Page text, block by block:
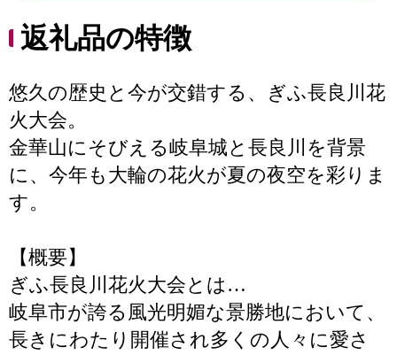
返礼品の特徴
悠久の歴史と今が交錯する、ぎふ長良川花
火大会。
金華山にそびえる岐阜城と長良川を背景
に、今年も大輪の花火が夏の夜空を彩りま
す。
【概要】
ぎふ長良川花火大会とは…
岐阜市が誇る風光明媚な景勝地において、
長きにわたり開催され多くの人々に愛さ